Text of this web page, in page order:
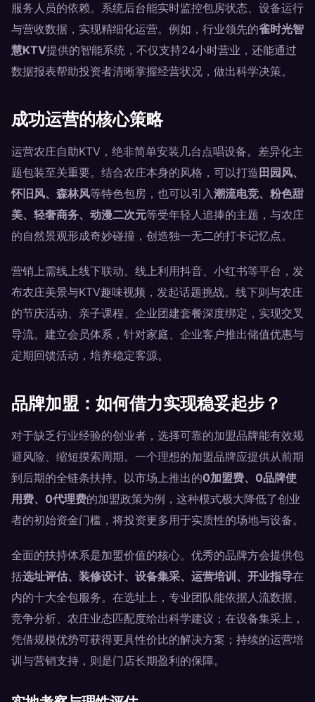
服务人员的依赖。系统后台能实时监控包房状态、设备运行
与营收数据，实现精细化运营。例如，行业领先的雀时光智
慧KTV提供的智能系统，不仅支持24小时营业，还能通过
数据报表帮助投资者清晰掌握经营状况，做出科学决策。
成功运营的核心策略
运营农庄自助KTV，绝非简单安装几台点唱设备。差异化主
题包装至关重要。结合农庄本身的风格，可以打造 田园风、
怀旧风、森林风等特色包房，也可以引入潮流电竞、粉色甜
美、轻奢商务、动漫二次元等受年轻人追捧的主题，与农庄
的自然景观形成奇妙碰撞，创造独一无二的打卡记忆点。
营销上需线上线下联动。线上利用抖音、小红书等平台，发
布农庄美景与KTV趣味视频，发起话题挑战。线下则与农庄
的节庆活动、亲子课程、企业团建套餐深度绑定，实现交叉
导流。建立会员体系，针对家庭、企业客户推出储值优惠与
定期回馈活动，培养稳定客源。
品牌加盟：如何借力实现稳妥起步？
对于缺乏行业经验的创业者，选择可靠的加盟品牌能有效规
避风险、缩短摸索周期。一个理想的加盟品牌应提供从前期
到后期的全链条扶持。以市场上推出的0加盟费、0品牌使
用费、0代理费的加盟政策为例，这种模式极大降低了创业
者的初始资金门槛，将投资更多用于实质性的场地与设备。
全面的扶持体系是加盟价值的核心。优秀的品牌方会提供包
括选址评估、装修设计、设备集采、运营培训、开业指导在
内的十大全包服务。在选址上，专业团队能依据人流数据、
竞争分析、农庄业态匹配度给出科学建议；在设备集采上，
凭借规模优势可获得更具性价比的解决方案；持续的运营培
训与营销支持，则是门店长期盈利的保障。